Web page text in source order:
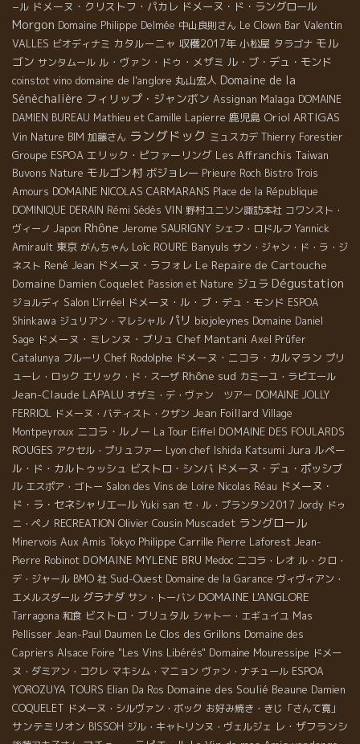
−ル ドメーヌ・クリストフ・パカレ ドメーヌ・ド・ラングロール
Morgon Domaine Philippe Delmée 中山良則さん Le Clown Bar Valentin
VALLES ビオディナミ カタルーニャ 収穫2017年 小松屋 タラゴナ モル
ゴン サンタムール ル・ヴァン・ドゥ・メザミ ル・ブ・デュ・モンド
coinstot vino domaine de l'anglore 丸山宏人 Domaine de la
Sénèchalière フィリップ・ジャンボン Assignan Malaga DOMAINE
DAMIEN BUREAU Mathieu et Camille Lapierre 鹿児島 Oriol ARTIGAS
Vin Nature BIM 加藤さん ラングドック ミュスカデ Thierry Forestier
Groupe ESPOA エリック・ピファーリング Les Affranchis Taiwan
Buvons Nature モルゴン村 ボジョレー Prieure Roch Bistro Trois
Amours DOMAINE NICOLAS CARMARANS Place de la République
DOMINIQUE DERAIN Rémi Sédès VIN 野村ユニソン諏訪本社 コワンスト・
ヴィーノ Japon Rhône Jerome SAURIGNY シェフ・ロドルフ Yannick
Amirault 東京 がんちゃん Loïc ROURE Banyuls サン・ジャン・ド・ラ・ジ
ネスト René Jean ドメーヌ・ラフォレ Le Repaire de Cartouche
Domaine Damien Coquelet Passion et Nature ジュラ Dégustation
ジョルディ Salon L'irréel ドメーヌ・ル・ブ・デュ・モンド ESPOA
Shinkawa ジュリアン・マレシャル パリ biojoleynes Domaine Daniel
Sage ドメーヌ・ミレンヌ・ブリュ Chef Mantani Axel Prüfer
Catalunya フルーリ Chef Rodolphe ドメーヌ・ニコラ・カルマラン プリ
ューレ・ロック エリック・ド・スーザ Rhône sud カミーユ・ラピエール
Jean-Claude LAPALU オザミ・デ・ヴァン ツアー DOMAINE JOLLY
FERRIOL ドメーヌ・バティスト・クザン Jean Foillard Village
Montpeyroux ニコラ・ルノー La Tour Eiffel DOMAINE DES FOULARDS
ROUGES アクセル・プリュファー Lyon chef Ishida Katsumi Jura ルペー
ル・ド・カルトゥッシュ ビストロ・シンバ ドメーヌ・デュ・ポッシブ
ル エスポア・ゴトー Salon des Vins de Loire Nicolas Réau ドメーヌ・
ド・ラ・セネシャリエール Yuki san セ・ル・プランタン2017 Jordy ドゥ
ニ・ペノ RECREATION Olivier Cousin Muscadet ラングロール
Minervois Aux Amis Tokyo Philippe Carrille Pierre Laforest Jean-
Pierre Robinot DOMAINE MYLENE BRU Medoc ニコラ・レオ ル・クロ・
デ・ジャール BMO 社 Sud-Ouest Domaine de la Garance ヴィヴィアン・
エメルスダール グラナダ サン・トーバン DOMAINE L'ANGLORE
Tarragona 和食 ビストロ・ブリュタル シャトー・エギュイユ Mas
Pellisser Jean-Paul Daumen Le Clos des Grillons Domaine des
Capriers Alsace Foire "Les Vins Libérés" Domaine Mouressipe ドメー
ヌ・ダミアン・コクレ マキシム・マニョン ヴァン・ナチュール ESPOA
YOROZUYA TOURS Elian Da Ros Domaine des Soulié Beaune Damien
COQUELET ドメーヌ・シルヴァン・ボック お好み焼き・きじ「さんて寛」
サンテミリオン BISSOH ジル・キャトリンヌ・ヴェルジェ レ・ザフランシ